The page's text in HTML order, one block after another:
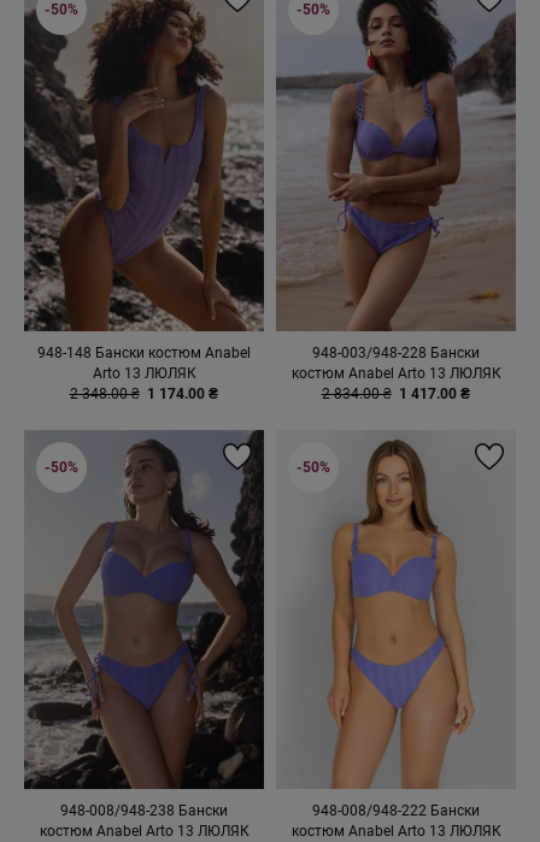
948-148 Бански костюм Anabel
Arto 13 ЛЮЛЯК
2 348.00 ₴ 1 174.00 ₴
-50%
948-003/948-228 Бански
костюм Anabel Arto 13 ЛЮЛЯК
2 834.00 ₴ 1 417.00 ₴
-50%
948-008/948-238 Бански
костюм Anabel Arto 13 ЛЮЛЯК
-50%
948-008/948-222 Бански
костюм Anabel Arto 13 ЛЮЛЯК
-50%